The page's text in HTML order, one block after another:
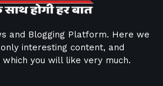
and Blogging Platform. Here we
interesting content, and
you will like very much.